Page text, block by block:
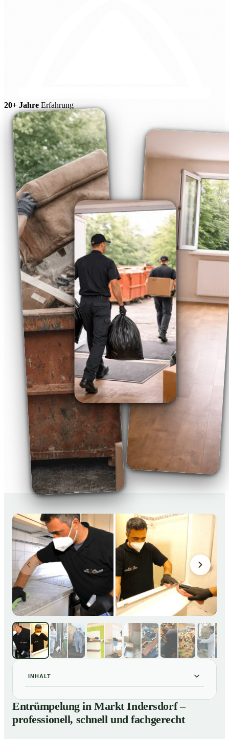
20+ Jahre Erfahrung
INHALT
01Entrümpelung in Markt Indersdorf – professionell,
schnell und fachgerecht
Entrümpelung in Markt Indersdorf –
professionell, schnell und fachgerecht